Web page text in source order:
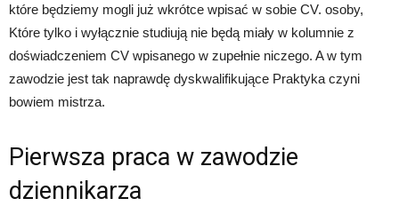
które będziemy mogli już wkrótce wpisać w sobie CV. osoby,
Które tylko i wyłącznie studiują nie będą miały w kolumnie z
doświadczeniem CV wpisanego w zupełnie niczego. A w tym
zawodzie jest tak naprawdę dyskwalifikujące Praktyka czyni
bowiem mistrza.
Pierwsza praca w zawodzie
dziennikarza